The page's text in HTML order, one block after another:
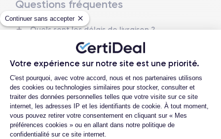
Continuer sans accepter
Votre expérience sur notre site est une priorité.
Plateforme de Gestion du
C'est pourquoi, avec votre accord, nous et nos partenaires utilisons
des cookies ou technologies similaires pour stocker, consulter et
traiter des données personnelles telles que votre visite sur ce site
internet, les adresses IP et les identifiants de cookie. À tout moment,
vous pouvez retirer votre consentement en cliquant sur « Mes
préférences cookies » ou en allant dans notre politique de
confidentialité sur ce site internet.
Dimensions et poids iPhone 13 Pro
Date de sortie Système exploitation
Dimensions Poids
Écran Résolution écran
2532 x 1170 pixels
RAM
6 Go
Memoire interne
Questions fréquentes
Quels sont les délais de livraison ?
Quelle est la différence entre un iPhone
13 Pro d'occasion et un iPhone 13 Pro
reconditionné ?
Quelle est la durée de vie d'un iPhone 13
Pro reconditionné ?
Proposez-vous une assurance en cas de
casse due à des chocs ou à des chutes ?
Quelles sont les options disponibles sur